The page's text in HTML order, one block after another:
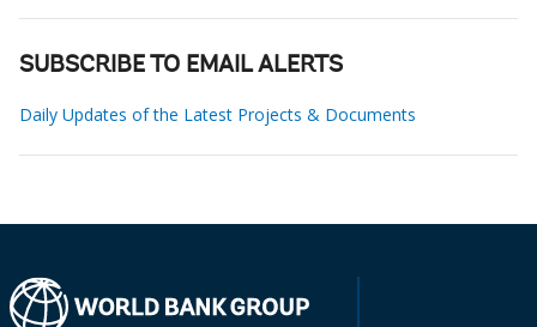
SUBSCRIBE TO EMAIL ALERTS
Daily Updates of the Latest Projects & Documents